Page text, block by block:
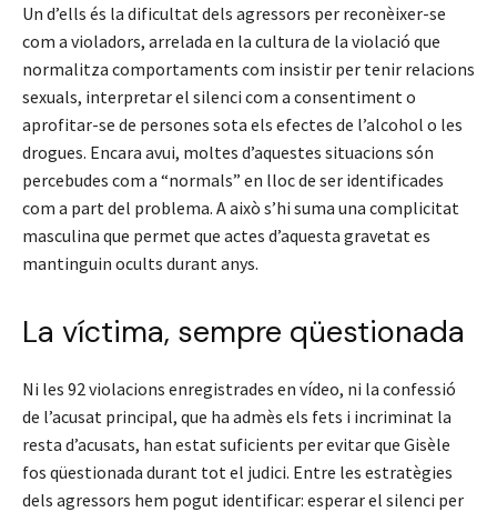
Un d’ells és la dificultat dels agressors per reconèixer-se
com a violadors, arrelada en la cultura de la violació que
normalitza comportaments com insistir per tenir relacions
sexuals, interpretar el silenci com a consentiment o
aprofitar-se de persones sota els efectes de l’alcohol o les
drogues. Encara avui, moltes d’aquestes situacions són
percebudes com a “normals” en lloc de ser identificades
com a part del problema. A això s’hi suma una complicitat
masculina que permet que actes d’aquesta gravetat es
mantinguin ocults durant anys.
La víctima, sempre qüestionada
Ni les 92 violacions enregistrades en vídeo, ni la confessió
de l’acusat principal, que ha admès els fets i incriminat la
resta d’acusats, han estat suficients per evitar que Gisèle
fos qüestionada durant tot el judici. Entre les estratègies
dels agressors hem pogut identificar: esperar el silenci per